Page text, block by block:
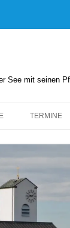
mit seinen
TERMINE